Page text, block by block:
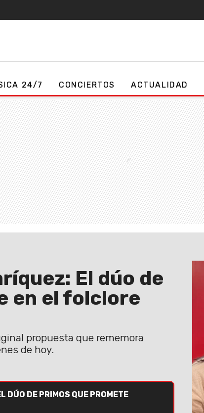
24/7 CONCIERTOS ACTUALIDAD
El dúo de
en el folclore
propuesta que rememora
de hoy.
DÚO DE PRIMOS QUE PROMETE